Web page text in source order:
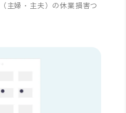
主婦・主夫）の休業損害つ